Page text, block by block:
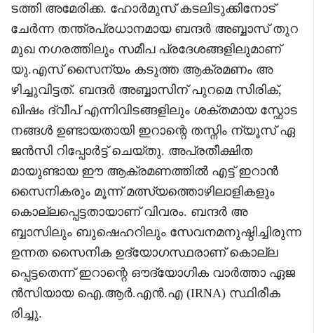
ടത്തി അമേരിക്ക. ഹോർമുസ് കടലിടുക്കിനോട്
ചേർന്ന തന്ത്രപ്രധാനമായ ബന്ദർ അബ്ബാസ് തുറ
മുഖ നഗരത്തിലും സമീപ പ്രദേശങ്ങളിലുമാണ്
യു.എസ് സൈന്യം കടുത്ത ആക്രമണം അ
ഴിച്ചുവിട്ടത്. ബന്ദർ അബ്ബാസിന് പുറമെ സിരിക്,
ഖിഷം ദ്വീപ് എന്നിവിടങ്ങളിലും ശക്തമായ സ്ഫോട
നങ്ങൾ ഉണ്ടായതായി ഇറാന്റെ തസ്നിം ന്യൂസ് ഏ
ജൻസി റിപ്പോർട്ട് ചെയ്തു. അപ്രതീക്ഷിത
മായുണ്ടായ ഈ ആക്രമണത്തിൽ എട്ട് ഇറാൻ
സൈനികരും മൂന്ന് മത്സ്യത്തൊഴിലാളികളും
കൊല്ലപ്പെട്ടതായാണ് വിവരം. ബന്ദർ അ
ബ്ബാസിലും ബുഷെഹറിലും സേവനമനുഷ്ഠിച്ചിരുന്ന
ഉന്നത സൈനിക ഉദ്യോഗസ്ഥരാണ് കൊല്ല
പ്പെട്ടതെന്ന് ഇറാന്റെ ഔദ്യോഗിക വാർത്താ ഏജ
ൻസിയായ ഐ.ആർ.എൻ.എ (IRNA) സ്ഥിരീക
രിച്ചു.